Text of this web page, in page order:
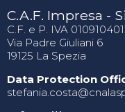
C.A.F. Impresa -
C.F. e P. IVA
Via Padre Giuliani 6
19125 La Spezia
Data Protection